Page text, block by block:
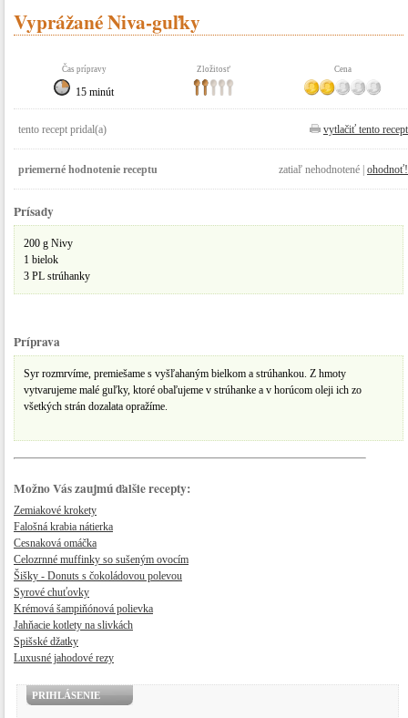
Vyprážané Niva-guľky
Čas prípravy Zložitosť Cena
15 minút
tento recept pridal(a) vytlačiť tento recept
priemerné hodnotenie receptu zatiaľ nehodnotené | ohodnoť!
Prísady
200 g Nivy
1 bielok
3 PL strúhanky
Príprava
Syr rozmrvíme, premiešame s vyšľahaným bielkom a strúhankou. Z hmoty
vytvarujeme malé guľky, ktoré obaľujeme v strúhanke a v horúcom oleji ich zo
všetkých strán dozalata opražíme.
Možno Vás zaujmú ďalšie recepty:
Zemiakové krokety
Falošná krabia nátierka
Cesnaková omáčka
Celozrnné muffinky so sušeným ovocím
Šišky - Donuts s čokoládovou polevou
Syrové chuťovky
Krémová šampiňónová polievka
Jahňacie kotlety na slivkách
Spišské džatky
Luxusné jahodové rezy
PRIHLÁSENIE